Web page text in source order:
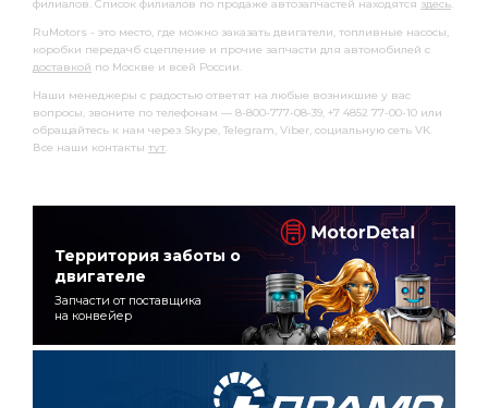
филиалов. Список филиалов по продаже автозапчастей находятся здесь.
RuMotors - это место, где можно заказать двигатели, топливные насосы,
коробки передачб сцепление и прочие запчасти для автомобилей с
доставкой по Москве и всей России.
Наши менеджеры с радостью ответят на любые возникшие у вас
вопросы, звоните по телефонам — 8-800-777-08-39, +7 4852 77-00-10 или
обращайтесь к нам через Skype, Telegram, Viber, социальную сеть VK.
Все наши контакты тут.
Территория заботы о
двигателе
Запчасти от поставщика
на конвейер